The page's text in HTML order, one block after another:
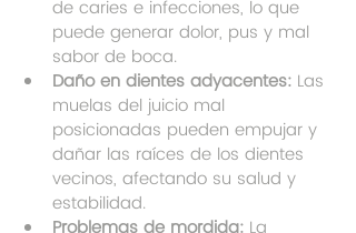
de caries e infecciones, lo que
puede generar dolor, pus y mal
sabor de boca.
Daño en dientes adyacentes: Las
muelas del juicio mal
posicionadas pueden empujar y
dañar las raíces de los dientes
vecinos, afectando su salud y
estabilidad.